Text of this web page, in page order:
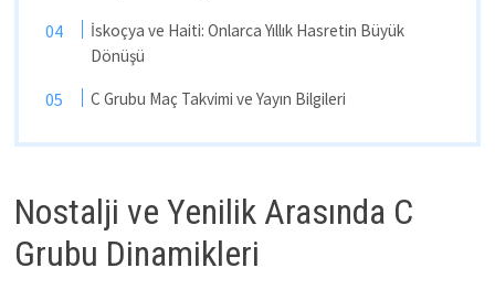
İskoçya ve Haiti: Onlarca Yıllık Hasretin Büyük
Dönüşü
C Grubu Maç Takvimi ve Yayın Bilgileri
Nostalji ve Yenilik Arasında C
Grubu Dinamikleri